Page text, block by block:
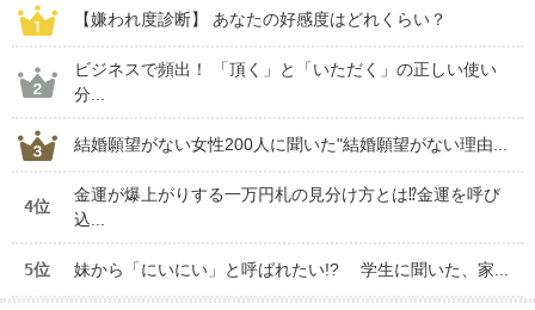
【嫌われ度診断】 あなたの好感度はどれくらい？
ビジネスで頻出！ 「頂く」と「いただく」の正しい使い
分...
結婚願望がない女性200人に聞いた"結婚願望がない理由...
4位
金運が爆上がりする一万円札の見分け方とは⁉金運を呼び
込...
5位 妹から「にいにい」と呼ばれたい!? 学生に聞いた、家...